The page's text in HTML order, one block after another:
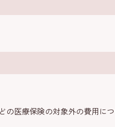
医療保険の対象外の費用につ